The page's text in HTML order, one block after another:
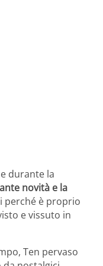
durante la
novità e la
perché è proprio
e vissuto in
Ten pervaso